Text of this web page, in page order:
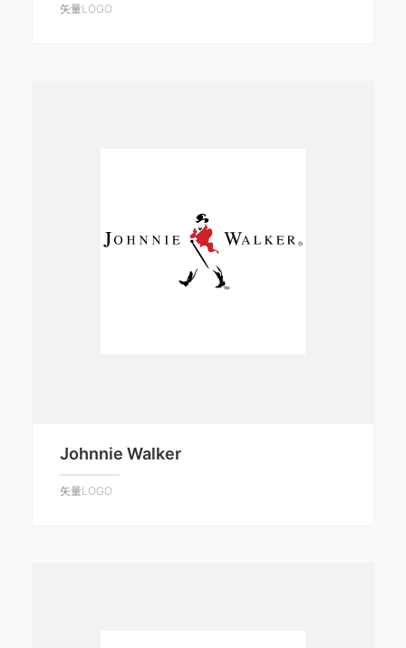
矢量LOGO
Johnnie Walker
矢量LOGO